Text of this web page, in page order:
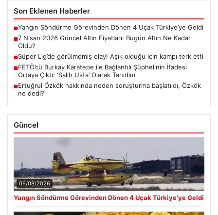
Son Eklenen Haberler
■Yangın Söndürme Görevinden Dönen 4 Uçak Türkiye’ye Geldi
■7 Nisan 2026 Güncel Altın Fiyatları: Bugün Altın Ne Kadar
Oldu?
■Süper Lig’de görülmemiş olay! Aşık olduğu için kampı terk etti
■FETÖ’cü Burkay Karatepe ile Bağlantılı Şüphelinin İfadesi
Ortaya Çıktı: ‘Salih Usta’ Olarak Tanıdım
■Ertuğrul Özkök hakkında neden soruşturma başlatıldı, Özkök
ne dedi?
Güncel
06/08/2026
Yangın Söndürme Görevinden Dönen 4 Uçak Türkiye’ye Geldi